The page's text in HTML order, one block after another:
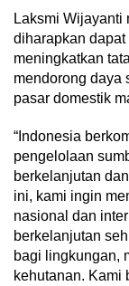
Laksmi Wijayanti
diharapkan
meningkatkan
mendorong daya
pasar domestik
“Indonesia
pengelolaan
berkelanjutan
ini, kami ingin
nasional dan
berkelanjutan
bagi lingkungan,
kehutanan. Kami